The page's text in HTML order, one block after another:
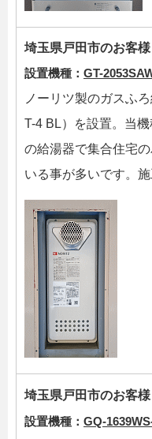
埼玉県戸田市のお客様
設置機種： GT-
ノーリツ製のガスふ
T-4 BL）を設置。当
の給湯器で集合住宅
いる事が多いです。
埼玉県戸田市のお客様
設置機種： GQ-